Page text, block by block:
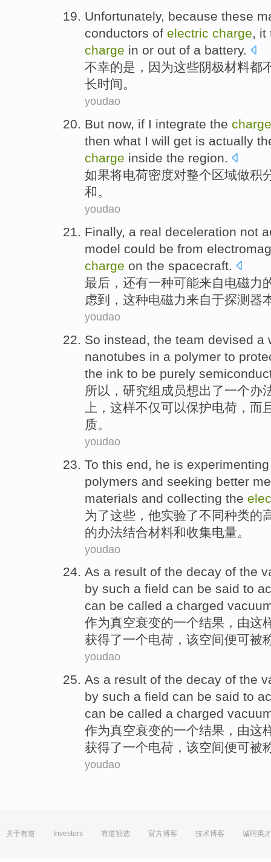
Unfortunately, because these
conductors of electric charge, it
charge in or out of a battery.
不幸的是， 因为这些阴极材料都
长时间。
youdao
But now, if I integrate the charge
then what I will get is actually
charge inside the region.
如果将电荷密度对整个区域做积
和。
youdao
Finally, a real deceleration not
model could be from
charge on the spacecraft.
最后 ，还有一种可能来自电磁力
虑到 ，这种电磁力来自于探测器
youdao
So instead, the team devised a
nanotubes in a polymer to
the ink to be purely
所以 ， 研究组 成员想出了一个办
上，这样不仅可以保护电荷 ， 而
质。
youdao
To this end, he is experimenting
polymers and seeking better
materials and collecting the
为了这些 ， 他实验了不同种类的
的办法结合材料和收集电量 。
youdao
As a result of the decay of the
by such a field can be said to
can be called a charged
作为真空衰变的一个结果 ， 由这
获得了一个电荷 ，该空间便可被
youdao
As a result of the decay of the
by such a field can be said to
can be called a charged
作为真空衰变的一个结果 ， 由这
获得了一个电荷 ，该空间便可被
youdao
关于有道 Investors 有道智选 官方博客 技术博客 诚聘英才